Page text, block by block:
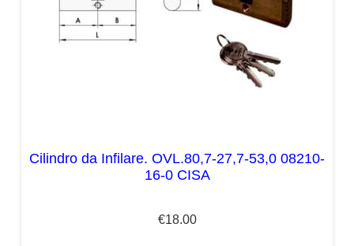
Cilindro da Infilare. OVL.80,7-27,7-53,0 08210-
16-0 CISA
€18.00